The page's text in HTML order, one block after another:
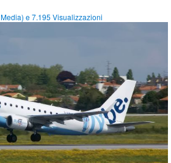
Media) e7.195 Visualizzazioni